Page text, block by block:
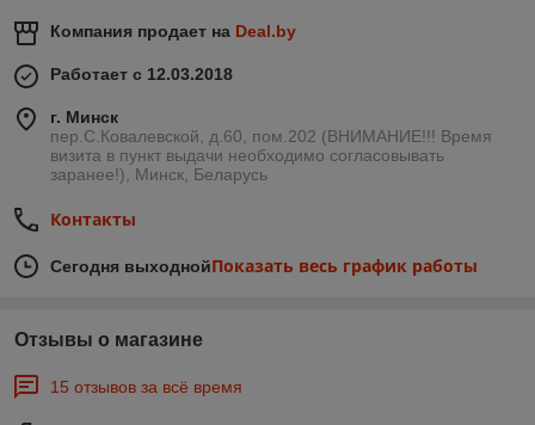
Компания продает на Deal.by
Работает с 12.03.2018
г. Минск
пер.С.Ковалевской, д.60, пом.202 (ВНИМАНИЕ!!! Время
визита в пункт выдачи необходимо согласовывать
заранее!), Минск, Беларусь
Контакты
Сегодня выходнойПоказать весь график работы
Отзывы о магазине
15 отзывов за всё время